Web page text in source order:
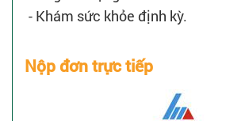
- Khám sức khỏe định kỳ.
Nộp đơn trực tiếp